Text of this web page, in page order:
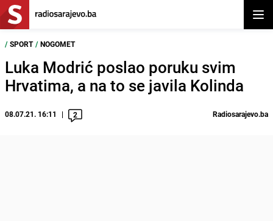
/ SPORT / NOGOMET
Luka Modrić poslao poruku svim
Hrvatima, a na to se javila Kolinda
08.07.21. 16:11 2 Radiosarajevo.ba